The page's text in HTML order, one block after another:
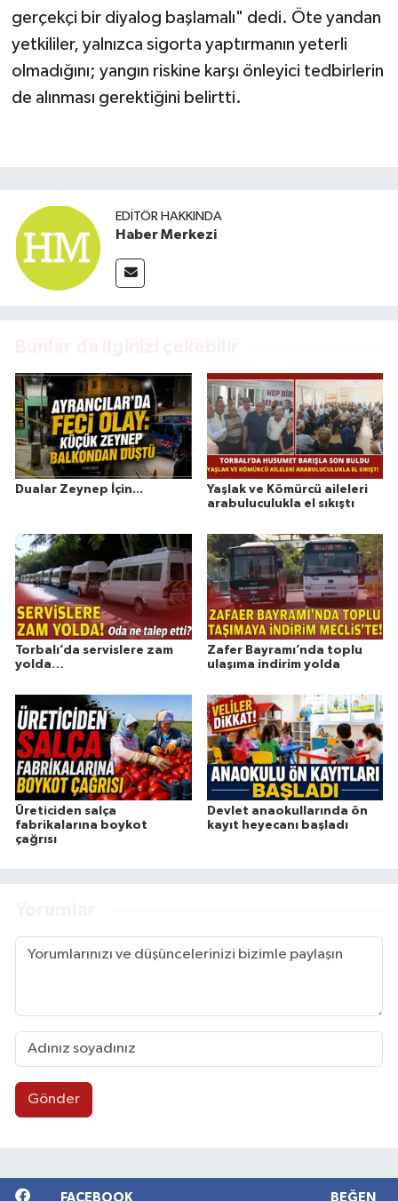
gerçekçi bir diyalog başlamalı" dedi. Öte yandan
yetkililer, yalnızca sigorta yaptırmanın yeterli
olmadığını; yangın riskine karşı önleyici tedbirlerin
de alınması gerektiğini belirtti.
EDITÖR HAKKINDA
Haber Merkezi
Dualar Zeynep İçin...
Yaşlak ve Kömürcü aileleri
arabuluculukla el sıkıştı
Torbalı’da servislere zam
yolda…
Zafer Bayramı’nda toplu
ulaşıma indirim yolda
Üreticiden salça
fabrikalarına boykot
çağrısı
Devlet anaokullarında ön
kayıt heyecanı başladı
Gönder
FACEBOOK BEĞEN